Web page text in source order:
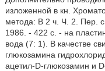
изложенной в кн.
метода: В 2 ч. Ч. 2. Пер.
1986. - 422 с. - на
вода (7: 1). В качестве
глюкозамина
ацетил-D-глюкозамин и